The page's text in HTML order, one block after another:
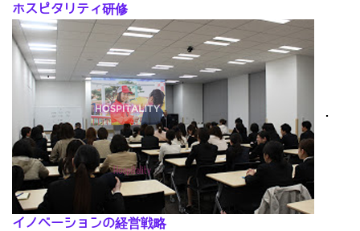
ホスピタリティ研修
･
イノベーションの経営戦略